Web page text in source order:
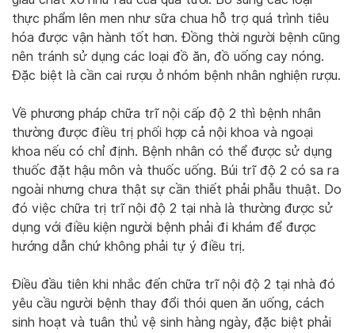
thực phẩm lên men như sữa chua hỗ trợ quá trình tiêu
hóa được vận hành tốt hơn. Đồng thời người bệnh cũng
nên tránh sử dụng các loại đồ ăn, đồ uống cay nóng.
Đặc biệt là cần cai rượu ở nhóm bệnh nhân nghiện rượu.
Về phương pháp chữa trĩ nội cấp độ 2 thì bệnh nhân
thường được điều trị phối hợp cả nội khoa và ngoại
khoa nếu có chỉ định. Bệnh nhân có thể được sử dụng
thuốc đặt hậu môn và thuốc uống. Búi trĩ độ 2 có sa ra
ngoài nhưng chưa thật sự cần thiết phải phẫu thuật. Do
đó việc chữa trị trĩ nội độ 2 tại nhà là thường được sử
dụng với điều kiện người bệnh phải đi khám để được
hướng dẫn chứ không phải tự ý điều trị.
Điều đầu tiên khi nhắc đến chữa trĩ nội độ 2 tại nhà đó
yêu cầu người bệnh thay đổi thói quen ăn uống, cách
sinh hoạt và tuân thủ vệ sinh hàng ngày, đặc biệt phải